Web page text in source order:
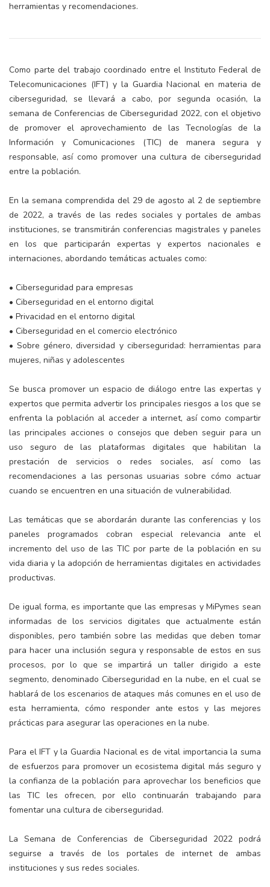
herramientas y recomendaciones.
Como parte del trabajo coordinado entre el Instituto Federal de
Telecomunicaciones (IFT) y la Guardia Nacional en materia de
ciberseguridad, se llevará a cabo, por segunda ocasión, la
semana de Conferencias de Ciberseguridad 2022, con el objetivo
de promover el aprovechamiento de las Tecnologías de la
Información y Comunicaciones (TIC) de manera segura y
responsable, así como promover una cultura de ciberseguridad
entre la población.
En la semana comprendida del 29 de agosto al 2 de septiembre
de 2022, a través de las redes sociales y portales de ambas
instituciones, se transmitirán conferencias magistrales y paneles
en los que participarán expertas y expertos nacionales e
internaciones, abordando temáticas actuales como:
• Ciberseguridad para empresas
• Ciberseguridad en el entorno digital
• Privacidad en el entorno digital
• Ciberseguridad en el comercio electrónico
• Sobre género, diversidad y ciberseguridad: herramientas para
mujeres, niñas y adolescentes
Se busca promover un espacio de diálogo entre las expertas y
expertos que permita advertir los principales riesgos a los que se
enfrenta la población al acceder a internet, así como compartir
las principales acciones o consejos que deben seguir para un
uso seguro de las plataformas digitales que habilitan la
prestación de servicios o redes sociales, así como las
recomendaciones a las personas usuarias sobre cómo actuar
cuando se encuentren en una situación de vulnerabilidad.
Las temáticas que se abordarán durante las conferencias y los
paneles programados cobran especial relevancia ante el
incremento del uso de las TIC por parte de la población en su
vida diaria y la adopción de herramientas digitales en actividades
productivas.
De igual forma, es importante que las empresas y MiPymes sean
informadas de los servicios digitales que actualmente están
disponibles, pero también sobre las medidas que deben tomar
para hacer una inclusión segura y responsable de estos en sus
procesos, por lo que se impartirá un taller dirigido a este
segmento, denominado Ciberseguridad en la nube, en el cual se
hablará de los escenarios de ataques más comunes en el uso de
esta herramienta, cómo responder ante estos y las mejores
prácticas para asegurar las operaciones en la nube.
Para el IFT y la Guardia Nacional es de vital importancia la suma
de esfuerzos para promover un ecosistema digital más seguro y
la confianza de la población para aprovechar los beneficios que
las TIC les ofrecen, por ello continuarán trabajando para
fomentar una cultura de ciberseguridad.
La Semana de Conferencias de Ciberseguridad 2022 podrá
seguirse a través de los portales de internet de ambas
instituciones y sus redes sociales.